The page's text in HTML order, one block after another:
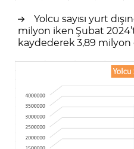
Yolcu sayısı yurt
milyon iken Şubat
kaydederek 3,89